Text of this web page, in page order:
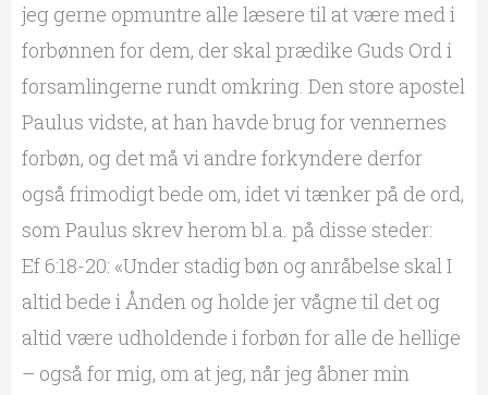
jeg gerne opmuntre alle læsere til at være med i
forbønnen for dem, der skal prædike Guds Ord i
forsamlingerne rundt omkring. Den store apostel
Paulus vidste, at han havde brug for vennernes
forbøn, og det må vi andre forkyndere derfor
også frimodigt bede om, idet vi tænker på de ord,
som Paulus skrev herom bl.a. på disse steder:
Ef 6:18-20: «Under stadig bøn og anråbelse skal I
altid bede i Ånden og holde jer vågne til det og
altid være udholdende i forbøn for alle de hellige
– også for mig, om at jeg, når jeg åbner min